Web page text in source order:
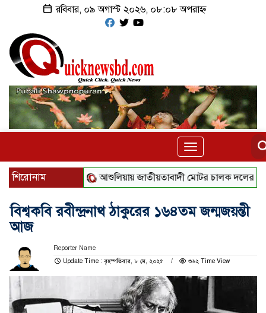
রবিবার, ০৯ অগাস্ট ২০২৬, ০৮:০৮ অপরাহ্ন
Toggle
navigation
শিরোনাম আশুলিয়ায় জাতীয়তাবাদী মোটর চালক দলের ১২৫
বিশ্বকবি রবীন্দ্রনাথ ঠাকুরের ১৬৪তম জন্মজয়ন্তী
আজ
Reporter Name
Update Time : বৃহস্পতিবার, ৮ মে, ২০২৫
৩৬২ Time View